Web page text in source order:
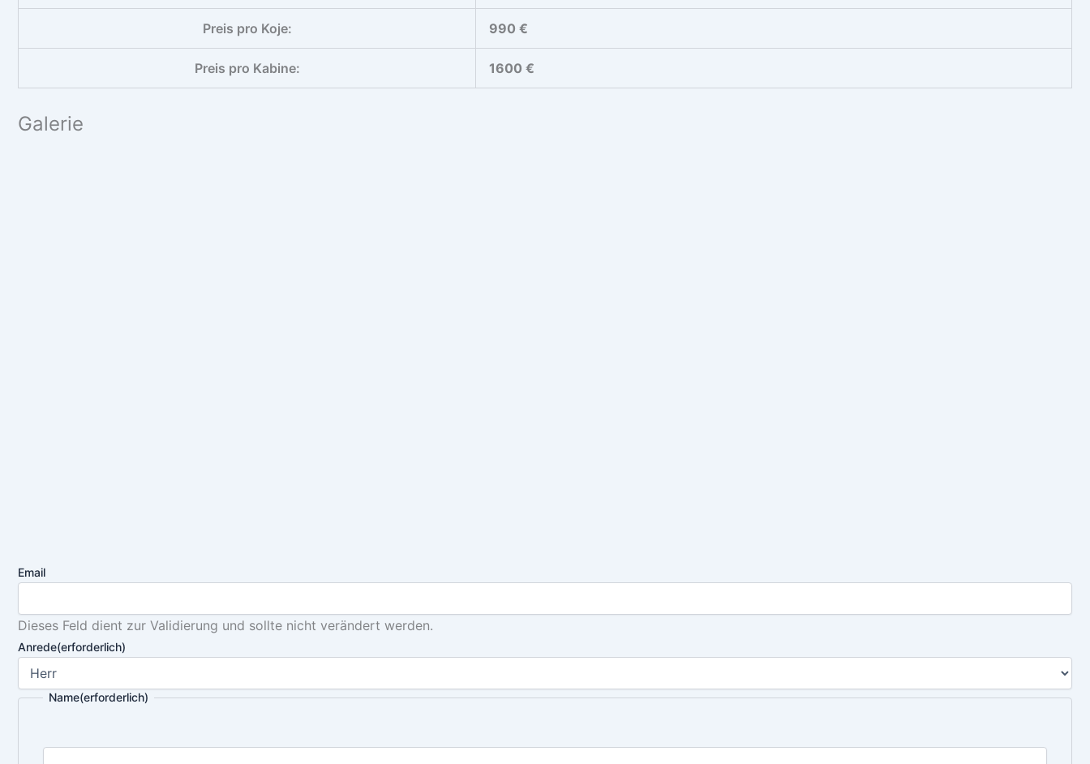
Preis pro Koje: 990 €
Preis pro Kabine: 1600 €
Galerie
Email
Dieses Feld dient zur Validierung und sollte nicht verändert werden.
Anrede(erforderlich)
Name(erforderlich)